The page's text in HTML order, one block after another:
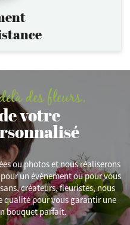
des fleurs,
votre
ou photos et nous réaliserons
un événement ou pour vous
créateurs, fleuristes, nous
qualité pour vous garantir une
bouquet parfait.